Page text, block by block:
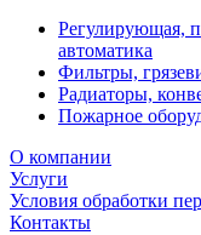
Регулирующая,
автоматика
Фильтры,
Радиаторы,
Пожарное
О компании
Услуги
Условия обработки
Контакты